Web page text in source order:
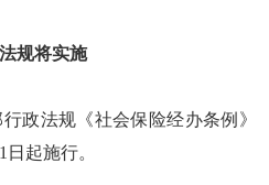
规将实施
法规《社会保险经办条例》
起施行。